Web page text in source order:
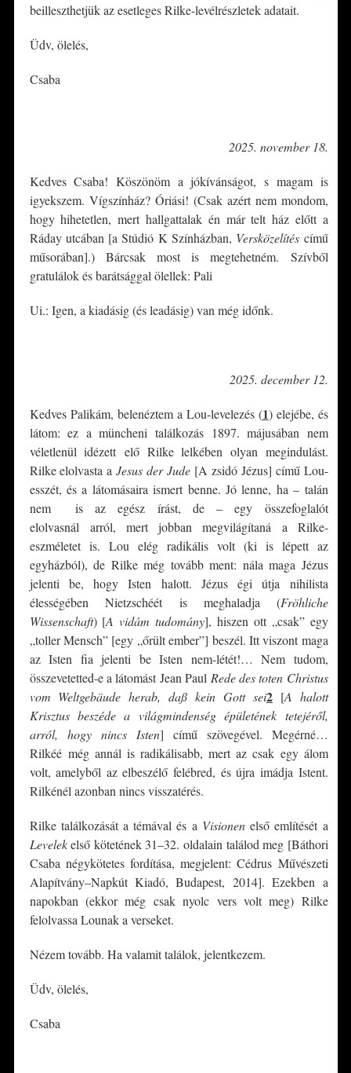
beilleszthetjük az esetleges Rilke-levélrészletek adatait.
Üdv, ölelés,
Csaba
2025. november 18.
Kedves Csaba! Köszönöm a jókívánságot, s magam is
igyekszem. Vígszínház? Óriási! (Csak azért nem mondom,
hogy hihetetlen, mert hallgattalak én már telt ház előtt a
Ráday utcában [a Stúdió K Színházban, Versközelítés című
műsorában].) Bárcsak most is megtehetném. Szívből
gratulálok és barátsággal ölellek: Pali
Ui.: Igen, a kiadásig (és leadásig) van még időnk.
2025. december 12.
Kedves Palikám, belenéztem a Lou-levelezés (1) elejébe, és
látom: ez a müncheni találkozás 1897. májusában nem
véletlenül idézett elő Rilke lelkében olyan megindulást.
Rilke elolvasta aJesus der Jude [A zsidó Jézus] című Lou-
esszét, és a látomásaira ismert benne. Jó lenne, ha – talán
nem is az egész írást, de – egy összefoglalót
elolvasnál arról, mert jobban megvilágítaná a Rilke-
eszméletet is. Lou elég radikális volt (ki is lépett az
egyházból), de Rilke még tovább ment: nála maga Jézus
jelenti be, hogy Isten halott. Jézus égi útja nihilista
élességében Nietzschéét is meghaladja (Fröhliche
Wissenschaft) [A vidám tudomány], hiszen ott „csak” egy
„toller Mensch” [egy „őrült ember”] beszél. Itt viszont maga
az Isten fia jelenti be Isten nem-létét!… Nem tudom,
összevetetted-e a látomást Jean Paul Rede des toten Christus
vom Weltgebäude herab, daß kein Gott sei2[A halott
Krisztus beszéde a világmindenség épületének tetejéről,
arról, hogy nincs Isten] című szövegével. Megérné…
Rilkéé még annál is radikálisabb, mert az csak egy álom
volt, amelyből az elbeszélő felébred, és újra imádja Istent.
Rilkénél azonban nincs visszatérés.
Rilke találkozását a témával és a Visionenelső említését a
Levelekelső kötetének 31–32. oldalain találod meg [Báthori
Csaba négykötetes fordítása, megjelent: Cédrus Művészeti
Alapítvány–Napkút Kiadó, Budapest, 2014]. Ezekben a
napokban (ekkor még csak nyolc vers volt meg) Rilke
felolvassa Lounak a verseket.
Nézem tovább. Ha valamit találok, jelentkezem.
Üdv, ölelés,
Csaba